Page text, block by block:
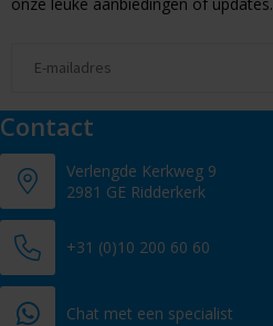
Contact
Verlengde Kerkweg 9
2981 GE Ridderkerk
+31 (0)10 200 60 60
Chat met een specialist